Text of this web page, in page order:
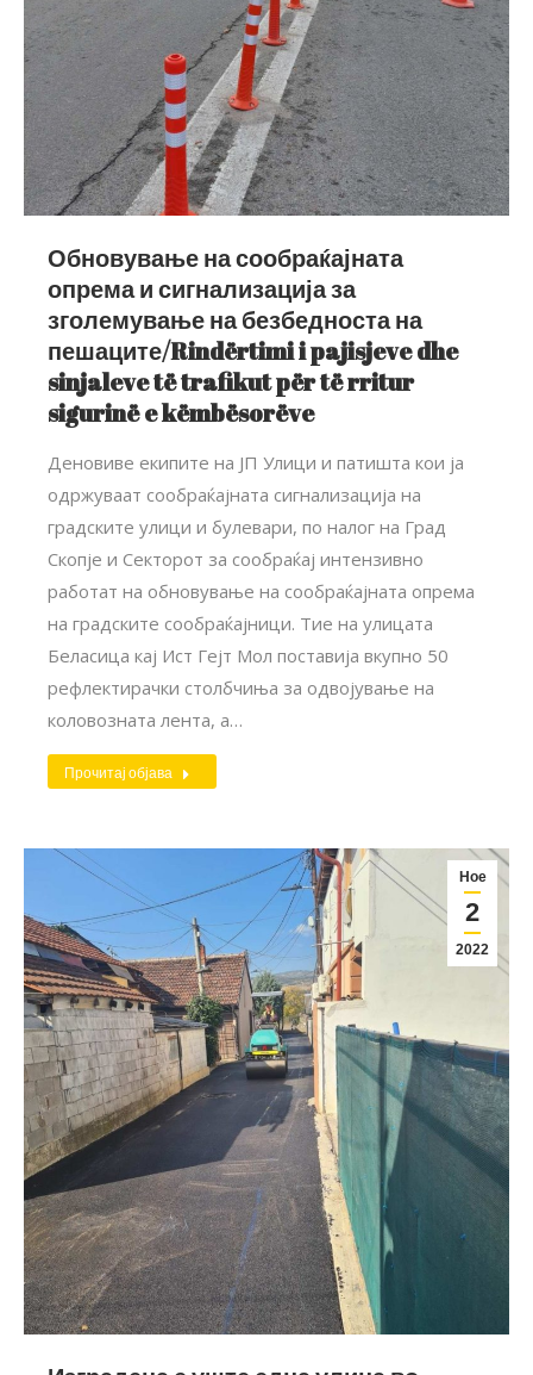
Обновување на сообраќајната
опрема и сигнализација за
зголемување на безбедноста на
пешаците/Rindërtimi i pajisjeve dhe
sinjaleve të trafikut për të rritur
sigurinë e këmbësorëve
Деновиве екипите на ЈП Улици и патишта кои ја
одржуваат сообраќајната сигнализација на
градските улици и булевари, по налог на Град
Скопје и Секторот за сообраќај интензивно
работат на обновување на сообраќајната опрема
на градските сообраќајници. Тие на улицата
Беласица кај Ист Гејт Мол поставија вкупно 50
рефлектирачки столбчиња за одвојување на
коловозната лента, а…
Прочитај објава
Ное
2
2022